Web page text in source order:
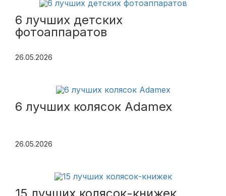
6 лучших детских
фотоаппаратов
26.05.2026
6 лучших колясок Adamex
26.05.2026